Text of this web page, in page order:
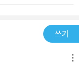
배미를 빙 한 바퀴 돌
한 걸음씩 걸음마를
참 걷다가 한손을 놓
니다. 이렇게 걷고,
쓰기